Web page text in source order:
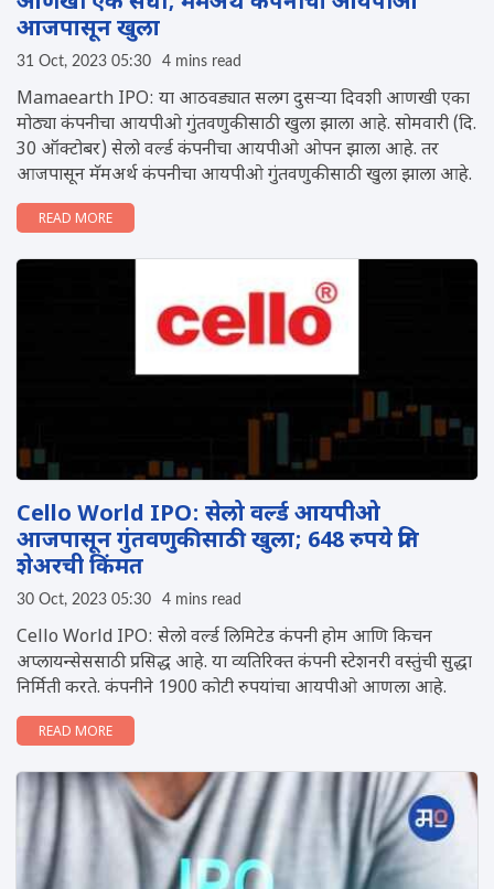
आजपासून खुला
31 Oct, 2023 05:30 4 mins read
Mamaearth IPO: या आठवड्यात सलग दुसऱ्या दिवशी आणखी एका
मोठ्या कंपनीचा आयपीओ गुंतवणुकीसाठी खुला झाला आहे. सोमवारी (दि.
30 ऑक्टोबर) सेलो वर्ल्ड कंपनीचा आयपीओ ओपन झाला आहे. तर
आजपासून मॅमअर्थ कंपनीचा आयपीओ गुंतवणुकीसाठी खुला झाला आहे.
READ MORE
Cello World IPO: सेलो वर्ल्ड आयपीओ
आजपासून गुंतवणुकीसाठी खुला; 648 रुपये प्रति
शेअरची किंमत
30 Oct, 2023 05:30 4 mins read
Cello World IPO: सेलो वर्ल्ड लिमिटेड कंपनी होम आणि किचन
अप्लायन्सेससाठी प्रसिद्ध आहे. या व्यतिरिक्त कंपनी स्टेशनरी वस्तुंची सुद्धा
निर्मिती करते. कंपनीने 1900 कोटी रुपयांचा आयपीओ आणला आहे.
READ MORE